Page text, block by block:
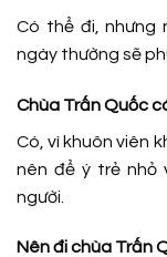
Có thể đi, nhưng
ngày thường sẽ
Chùa Trấn Quốc
Có, vì khuôn viên
nên để ý trẻ nhỏ
người.
Nên đi chùa Trấn